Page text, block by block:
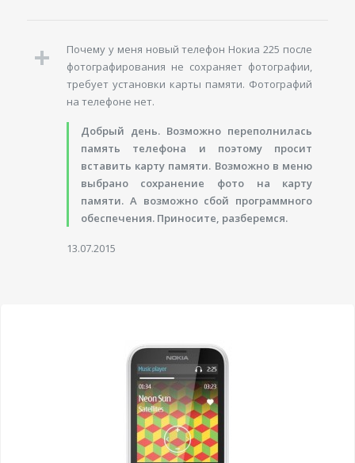
Почему у меня новый телефон Нокиа 225 после
фотографирования не сохраняет фотографии,
требует установки карты памяти. Фотографий
на телефоне нет.
Добрый день. Возможно переполнилась
память телефона и поэтому просит
вставить карту памяти. Возможно в меню
выбрано сохранение фото на карту
памяти. А возможно сбой программного
обеспечения. Приносите, разберемся.
13.07.2015